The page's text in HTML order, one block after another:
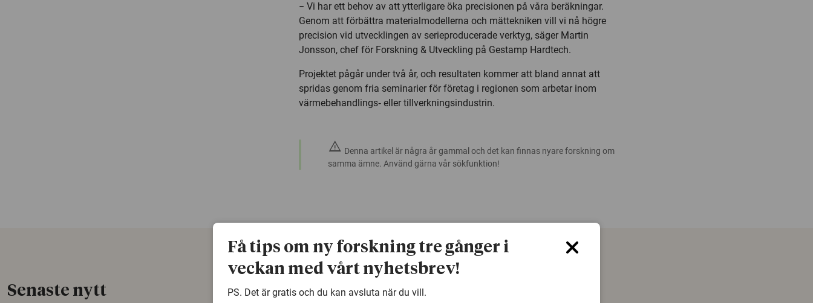
− Vi har ett behov av att ytterligare öka precisionen på våra beräkningar.
Genom att förbättra materialmodellerna och mättekniken vill vi nå högre
precision vid utvecklingen av serieproducerade verktyg, säger Martin
Jonsson, chef för Forskning & Utveckling på Gestamp Hardtech.
Projektet pågår under två år, och resultaten kommer att bland annat att
spridas genom fria seminarier för företag i regionen som arbetar inom
värmebehandlings‐ eller tillverkningsindustrin.
warning Denna artikel är några år gammal och det kan finnas nyare forskning om
samma ämne. Använd gärna vår sökfunktion!
Senaste nytt
Få tips om ny forskning tre gånger i
veckan med vårt nyhetsbrev!
PS. Det är gratis och du kan avsluta när du vill.